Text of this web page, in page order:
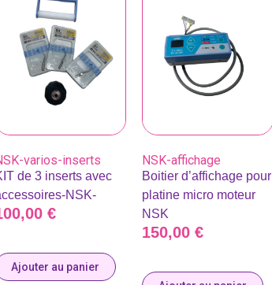
varios-inserts
de 3 inserts avec
NSK-
€
Ajouter au panier
NSK-affichage
Boitier d’affichage pour
platine micro moteur
NSK
150,00 €